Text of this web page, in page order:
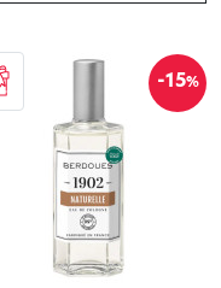
-15%